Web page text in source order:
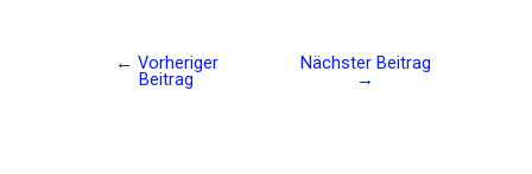
← Vorheriger
Beitrag
Nächster Beitrag
→